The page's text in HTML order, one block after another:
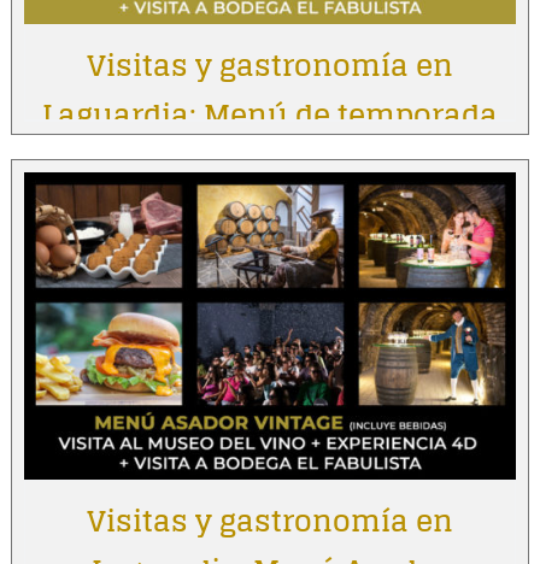
Visitas y gastronomía en
Laguardia: Menú de temporada
Visitas y gastronomía en